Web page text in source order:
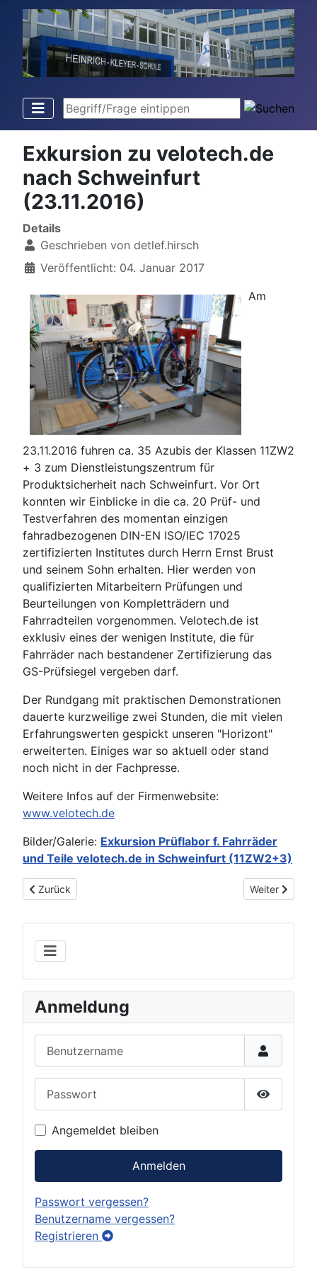
Begriff/Frage eintippen
Anmeldung
Show
Angemeldet bleiben
Anmelden
Passwort vergessen?
Benutzername vergessen?
Registrieren
Exkursion zu velotech.de
nach Schweinfurt
(23.11.2016)
Details
Geschrieben von detlef.hirsch
Veröffentlicht: 04. Januar 2017
Am
23.11.2016 fuhren ca. 35 Azubis der Klassen 11ZW2
+ 3 zum Dienstleistungszentrum für
Produktsicherheit nach Schweinfurt. Vor Ort
konnten wir Einblicke in die ca. 20 Prüf- und
Testverfahren des momentan einzigen
fahradbezogenen DIN-EN ISO/IEC 17025
zertifizierten Institutes durch Herrn Ernst Brust
und seinem Sohn erhalten. Hier werden von
qualifizierten Mitarbeitern Prüfungen und
Beurteilungen von Kompletträdern und
Fahrradteilen vorgenommen. Velotech.de ist
exklusiv eines der wenigen Institute, die für
Fahrräder nach bestandener Zertifizierung das
GS-Prüfsiegel vergeben darf.
Der Rundgang mit praktischen Demonstrationen
dauerte kurzweilige zwei Stunden, die mit vielen
Erfahrungswerten gespickt unseren "Horizont"
erweiterten. Einiges war so aktuell oder stand
noch nicht in der Fachpresse.
Weitere Infos auf der Firmenwebsite:
www.velotech.de
Bilder/Galerie: Exkursion Prüflabor f. Fahrräder
und Teile velotech.de in Schweinfurt (11ZW2+3)
Vorheriger Beitrag: Werksbesichtigung mit Workshop Busch
Zurück Nächster
Weiter